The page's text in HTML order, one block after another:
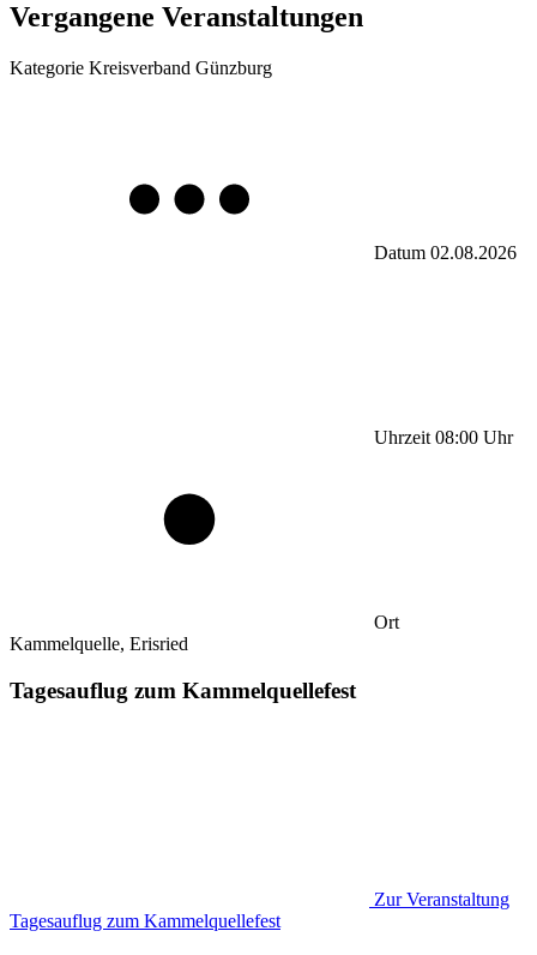
Vergangene Veranstaltungen
Kategorie Kreisverband Günzburg
Datum 02.08.2026
Uhrzeit 08:00 Uhr
Ort
Kammelquelle, Erisried
Tagesauflug zum Kammelquellefest
Zur Veranstaltung
Tagesauflug zum Kammelquellefest